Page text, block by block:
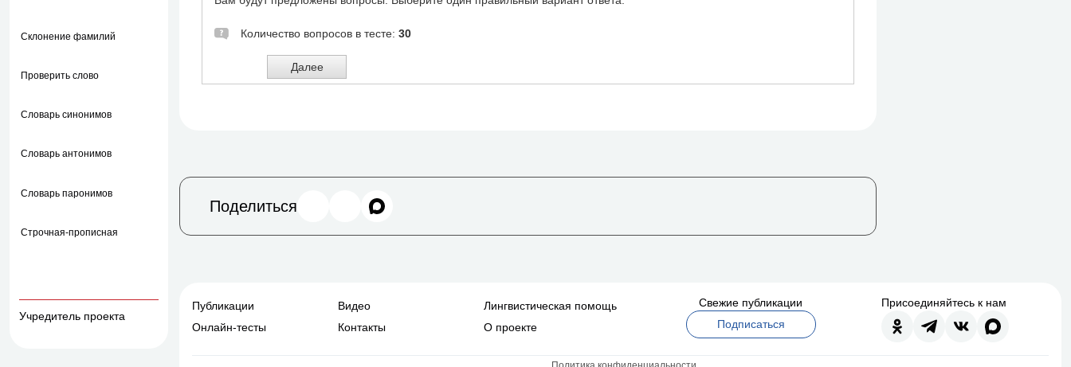
Склонение фамилий
Проверить слово
Словарь синонимов
Словарь антонимов
Словарь паронимов
Строчная-прописная
Учредитель проекта
Поделиться
Публикации Видео
Лингвистическая помощь
Онлайн-тесты
Контакты О проекте
Свежие публикации
Подписаться
Присоединяйтесь к нам